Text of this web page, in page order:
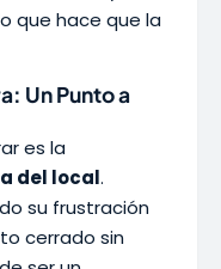
que hace que la
Un Punto a
es la
del local.
su frustración
cerrado sin